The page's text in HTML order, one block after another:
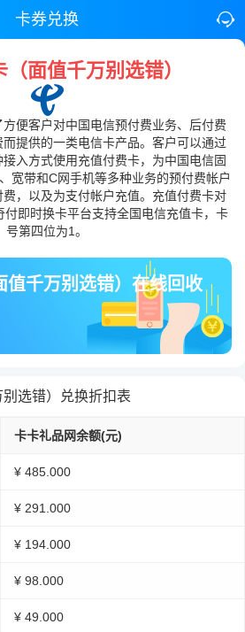
卡券兑换
面值千万别选错）
便客户对中国电信预付费业务、后付费
提供的一类电信卡产品。客户可以通过
入方式使用充值付费卡，为中国电信固
宽带和C网手机等多种业务的预付费帐户
，以及为支付帐户充值。充值付费卡对
即时换卡平台支持全国电信充值卡，卡
号第四位为1。
值千万别选错）在线回收
选错）兑换折扣表
卡卡礼品网余额(元)
¥ 485.000
¥ 291.000
¥ 194.000
¥ 98.000
¥ 49.000